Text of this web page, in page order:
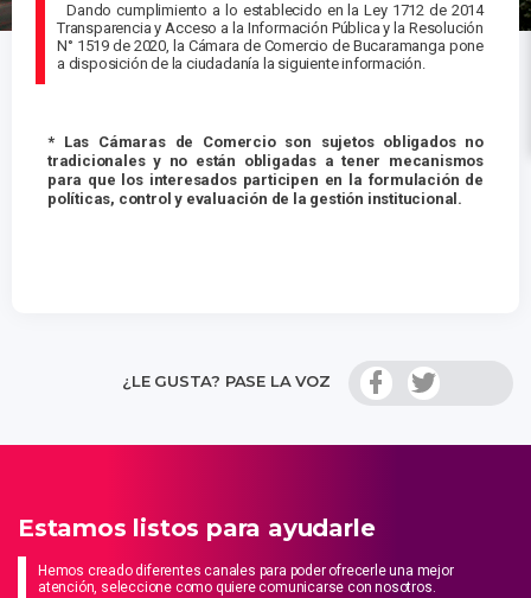
Dando cumplimiento a lo establecido en la Ley 1712 de 2014
Transparencia y Acceso a la Información Pública y la Resolución
N° 1519 de 2020, la Cámara de Comercio de Bucaramanga pone
a disposición de la ciudadanía la siguiente información.
* Las Cámaras de Comercio son sujetos obligados no
tradicionales y no están obligadas a tener mecanismos
para que los interesados participen en la formulación de
políticas, control y evaluación de la gestión institucional.
¿LE GUSTA? PASE LA VOZ
Estamos listos para ayudarle
Hemos creado diferentes canales para poder ofrecerle una mejor
atención, seleccione como quiere comunicarse con nosotros.